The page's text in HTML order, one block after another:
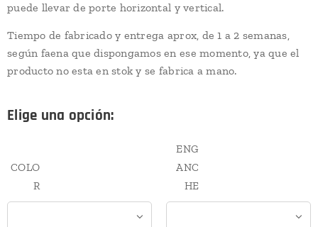
puede llevar de porte horizontal y vertical.
Tiempo de fabricado y entrega aprox, de 1 a 2 semanas,
según faena que dispongamos en ese momento, ya que el
producto no esta en stok y se fabrica a mano.
Elige una opción:
COLO
R
ENG
ANC
HE